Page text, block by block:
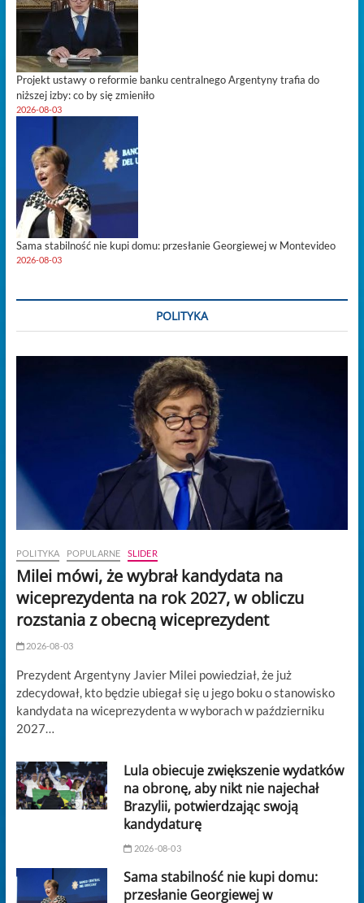
Projekt ustawy o reformie banku centralnego Argentyny trafia do
niższej izby: co by się zmieniło
2026-08-03
Sama stabilność nie kupi domu: przesłanie Georgiewej w Montevideo
2026-08-03
POLITYKA
POLITYKA POPULARNE SLIDER
Milei mówi, że wybrał kandydata na
wiceprezydenta na rok 2027, w obliczu
rozstania z obecną wiceprezydent
2026-08-03
Prezydent Argentyny Javier Milei powiedział, że już
zdecydował, kto będzie ubiegał się u jego boku o stanowisko
kandydata na wiceprezydenta w wyborach w październiku
2027…
Lula obiecuje zwiększenie wydatków
na obronę, aby nikt nie najechał
Brazylii, potwierdzając swoją
kandydaturę
2026-08-03
Sama stabilność nie kupi domu:
przesłanie Georgiewej w